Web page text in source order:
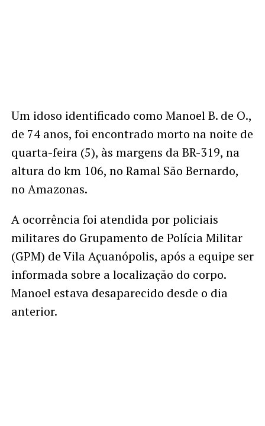
Um idoso identificado como Manoel B. de O.,
de 74 anos, foi encontrado morto na noite de
quarta-feira (5), às margens da BR-319, na
altura do km 106, no Ramal São Bernardo,
no Amazonas.
A ocorrência foi atendida por policiais
militares do Grupamento de Polícia Militar
(GPM) de Vila Açuanópolis, após a equipe ser
informada sobre a localização do corpo.
Manoel estava desaparecido desde o dia
anterior.